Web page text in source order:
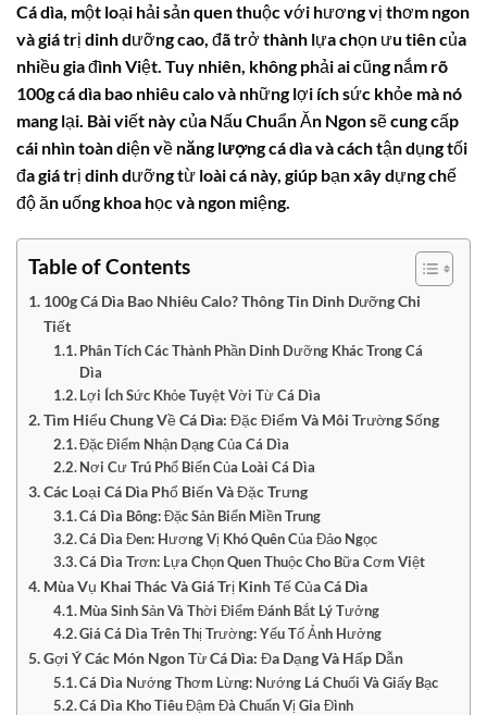
Cá dìa, một loại hải sản quen thuộc với hương vị thơm ngon
và giá trị dinh dưỡng cao, đã trở thành lựa chọn ưu tiên của
nhiều gia đình Việt. Tuy nhiên, không phải ai cũng nắm rõ
100g cá dìa bao nhiêu calovà những lợi ích sức khỏe mà nó
mang lại. Bài viết này của Nấu Chuẩn Ăn Ngon sẽ cung cấp
cái nhìn toàn diện về năng lượng cá dìavà cách tận dụng tối
đa giá trị dinh dưỡng từ loài cá này, giúp bạn xây dựng chế
độ ăn uống khoa học và ngon miệng.
Table of Contents
100g Cá Dìa Bao Nhiêu Calo? Thông Tin Dinh Dưỡng Chi
Tiết
Phân Tích Các Thành Phần Dinh Dưỡng Khác Trong Cá
Dìa
Lợi Ích Sức Khỏe Tuyệt Vời Từ Cá Dìa
Tìm Hiểu Chung Về Cá Dìa: Đặc Điểm Và Môi Trường Sống
Đặc Điểm Nhận Dạng Của Cá Dìa
Nơi Cư Trú Phổ Biến Của Loài Cá Dìa
Các Loại Cá Dìa Phổ Biến Và Đặc Trưng
Cá Dìa Bông: Đặc Sản Biển Miền Trung
Cá Dìa Đen: Hương Vị Khó Quên Của Đảo Ngọc
Cá Dìa Trơn: Lựa Chọn Quen Thuộc Cho Bữa Cơm Việt
Mùa Vụ Khai Thác Và Giá Trị Kinh Tế Của Cá Dìa
Mùa Sinh Sản Và Thời Điểm Đánh Bắt Lý Tưởng
Giá Cá Dìa Trên Thị Trường: Yếu Tố Ảnh Hưởng
Gợi Ý Các Món Ngon Từ Cá Dìa: Đa Dạng Và Hấp Dẫn
Cá Dìa Nướng Thơm Lừng: Nướng Lá Chuối Và Giấy Bạc
Cá Dìa Kho Tiêu Đậm Đà Chuẩn Vị Gia Đình